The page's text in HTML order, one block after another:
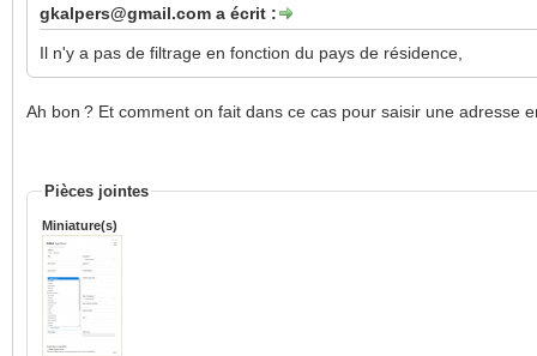
gkalpers@gmail.com a écrit :
Il n'y a pas de filtrage en fonction du pays de résidence,
Ah bon ? Et comment on fait dans ce cas pour saisir une adresse
Pièces jointes
Miniature(s)